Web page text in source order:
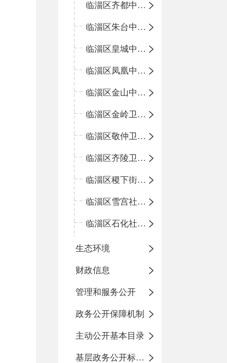
临淄区齐都中心卫生院
临淄区朱台中心卫生院
临淄区皇城中心卫生院
临淄区凤凰中心卫生院
临淄区金山中心卫生院
临淄区金岭卫生院
临淄区敬仲卫生院
临淄区齐陵卫生院
临淄区稷下街道淄江社区卫生服务中心
临淄区雪宫社区卫生服务中心
临淄区石化社区卫生服务中心
生态环境
财政信息
管理和服务公开
政务公开保障机制
主动公开基本目录
基层政务公开标准化目录